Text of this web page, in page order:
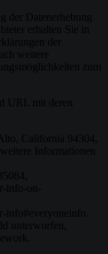
der Datenerhebung
erhalten Sie in
der
weitere
zum
URL mit deren
California 94304,
Informationen
info-on-
info#everyoneinfo.
unterworfen,